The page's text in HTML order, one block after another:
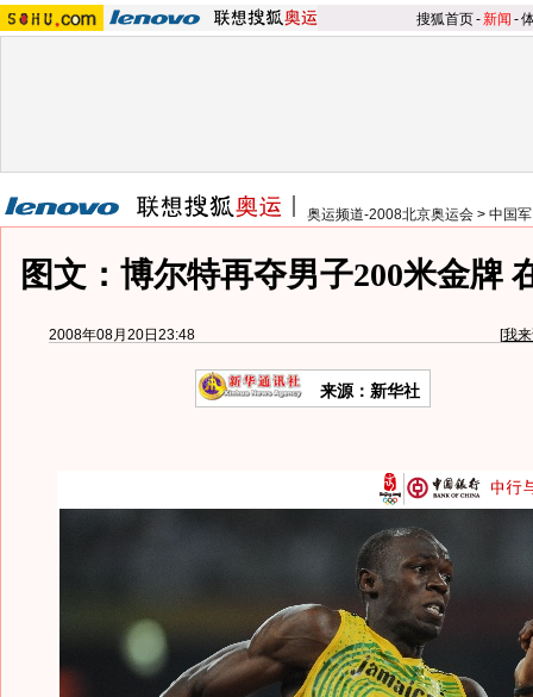
搜狐首页-新闻 -
奥运频道-2008北京奥运会 > 中国
图文：博尔特再夺男子200米金牌
2008年08月20日23:48 [我
来源：新华社